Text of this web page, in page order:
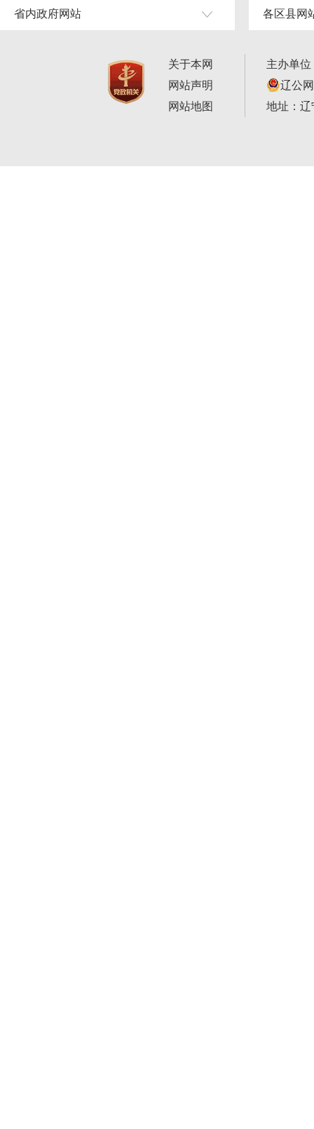
省内政府网站 各区县网
关于本网
网站声明
网站地图
主办单
辽公
地址：辽